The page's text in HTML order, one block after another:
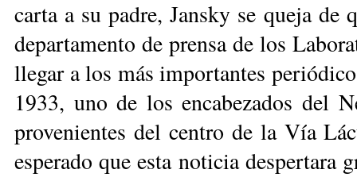
carta a su padre, Jans­ky se queja
departamento de pren­sa de los
llegar a los más importantes
1933, uno de los encabezados del
provenientes del centro de la Vía
es­perado que esta noticia despertara